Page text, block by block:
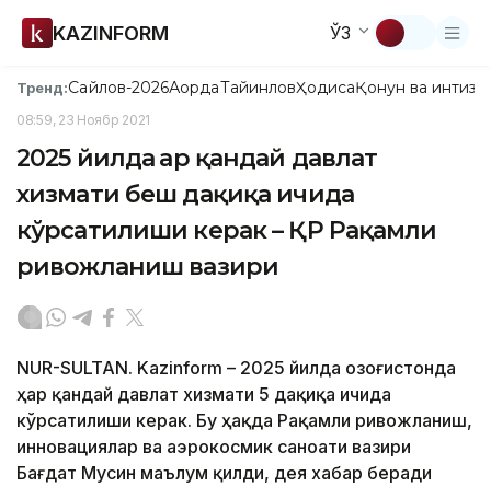
KAZINFORM ЎЗ
Тренд:Сайлов-2026АқордаТайинловҲодисаҚонун ва
08:59, 23 Ноябр 2021
2025 йилда ҳар қандай давлат
хизмати беш дақиқа ичида
кўрсатилиши керак – ҚР Рақамли
ривожланиш вазири
NUR-SULTAN. Kazinform – 2025 йилда Қозоғистонда
ҳар қандай давлат хизмати 5 дақиқа ичида
кўрсатилиши керак. Бу ҳақда Рақамли ривожланиш,
инновациялар ва аэрокосмик саноати вазири
Бағдат Мусин маълум қилди, дея хабар беради